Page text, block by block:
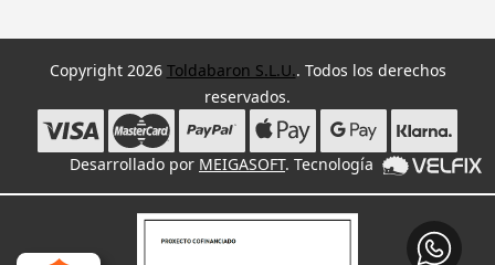
Copyright 2026 Toldabaron S.L.U.. Todos los derechos
reservados.
Desarrollado por MEIGASOFT. Tecnología